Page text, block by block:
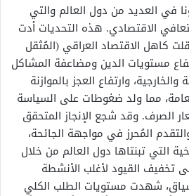
في العديد من دول العالم والتي
الاقتصادي. هذه التحديات أدت
كاهل الاقتصاد العراقي (المُثقل
مستويات الدين ومضاعفة المشاكل
والخارجية، وارتفاع العجز بالموازنة
مما ولد ضغوطات على السياسة
الصرف. وقد شجع الإنجاز المتحقق
المُحرز في مواجهة الجائحة،
التي تبنتاها دول العالم من خلال
تخفيف القيود لأغلب الأنشطة
شهدت مستويات الطلب الكلي